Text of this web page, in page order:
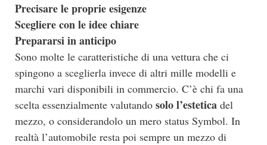
Precisare le proprie esigenze
Scegliere con le idee chiare
Prepararsi in anticipo
Sono molte le caratteristiche di una vettura che ci
spingono a sceglierla invece di altri mille modelli e
marchi vari disponibili in commercio. C’è chi fa una
scelta essenzialmente valutando solo l’estetica del
mezzo, o considerandolo un mero status Symbol. In
realtà l’automobile resta poi sempre un mezzo di